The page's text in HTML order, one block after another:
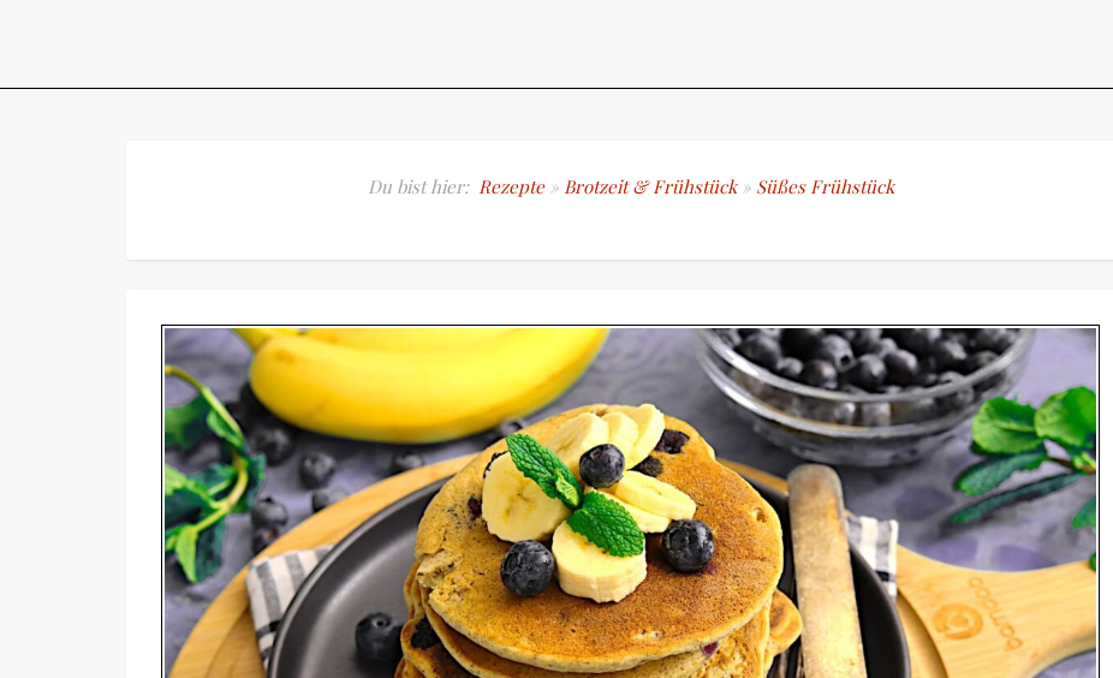
Du bist hier: Rezepte» Brotzeit & Frühstück» Süßes Frühstück